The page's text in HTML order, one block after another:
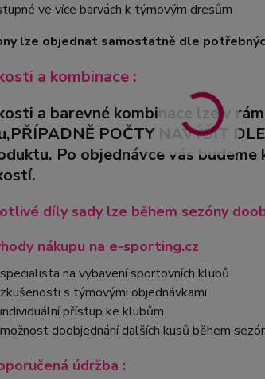
ve více barvách k týmovým dresům
lze objednat samostatně dle
a kombinace :
a barevné kombinace lze v
POČTY NAVÝŠIT
Po objednávce vás
díly sady lze během sezóny
nákupu na e-sporting.cz
specialista na vybavení sportovních klubů
zkušenosti s týmovými objednávkami
individuální přístup ke klubům
možnost doobjednání dalších kusů během
údržba :